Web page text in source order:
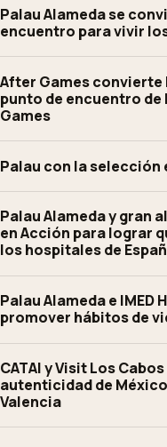
Palau Alameda se
encuentro para vivir
After Games convierte
punto de encuentro de
Games
Palau con la selección
Palau Alameda y gran
en Acción para lograr
los hospitales de
Palau Alameda e IMED
promover hábitos de
CATAI y Visit Los
autenticidad de
Valencia